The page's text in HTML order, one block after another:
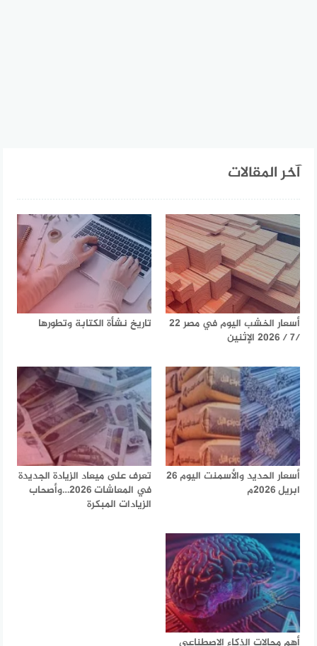
آخر المقالات
أسعار الخشب اليوم في مصر 22
/7 / 2026 الإثنين
تاريخ نشأة الكتابة وتطورها
أسعار الحديد والأسمنت اليوم 26
ابريل 2026م
تعرف على ميعاد الزيادة الجديدة
في المعاشات 2026…وأصحاب
الزيادات المبكرة
أهم مجالات الذكاء الاصطناعي